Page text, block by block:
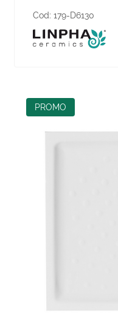
Cod: 179-D6130
PROMO